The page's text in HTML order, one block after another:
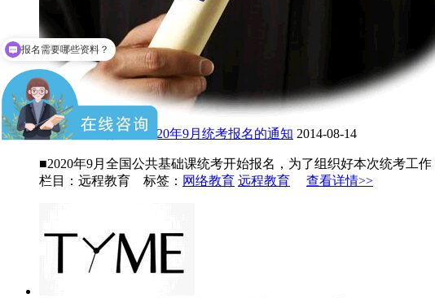
关于网络教育本科2020年9月统考报名的通知 2014-08-14
■2020年9月全国公共基础课统考开始报名，为了组织好本次统考工
栏目：远程教育 标签： 网络教育 远程教育 查看详情>>
成人高考难不？
报名需要哪些资料？